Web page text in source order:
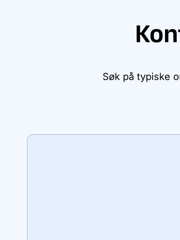
Søk på typiske